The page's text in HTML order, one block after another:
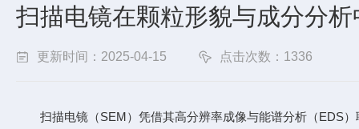
扫描电镜在颗粒形貌与成分分
更新时间：2025-04-15 点击次数：1336
扫描电镜（SEM）凭借其高分辨率成像与能谱分析（EDS）